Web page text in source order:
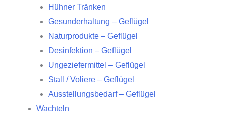
Hühner Tränken
Gesunderhaltung – Geflügel
Naturprodukte – Geflügel
Desinfektion – Geflügel
Ungeziefermittel – Geflügel
Stall / Voliere – Geflügel
Ausstellungsbedarf – Geflügel
Wachteln